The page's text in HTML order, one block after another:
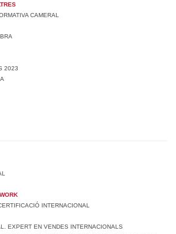
CAMERAL
2023
INTERNACIONAL
EXPERT EN VENDES INTERNACIONALS